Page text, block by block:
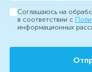
Соглашаюсь на
в соответствии с
информационных